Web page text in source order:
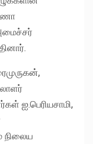
ஐ.பெரியசாமி,
நிலைய